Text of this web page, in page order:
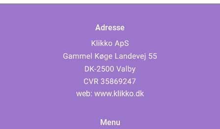
Adresse
web: www.klikko.dk
Menu